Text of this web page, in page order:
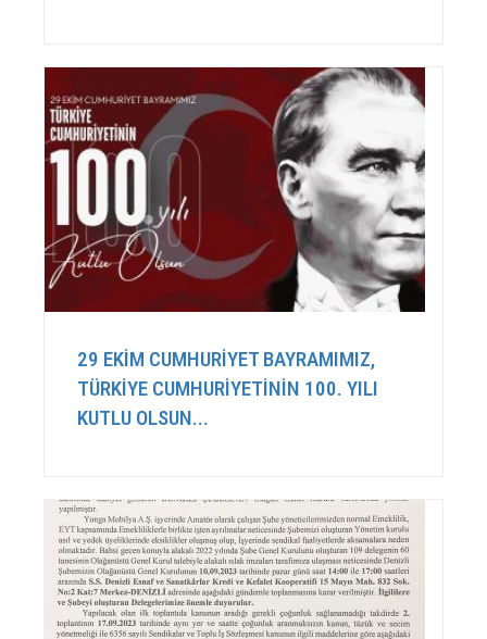
29 EKİM CUMHURİYET BAYRAMIMIZ,
TÜRKİYE CUMHURİYETİNİN 100. YILI
KUTLU OLSUN...